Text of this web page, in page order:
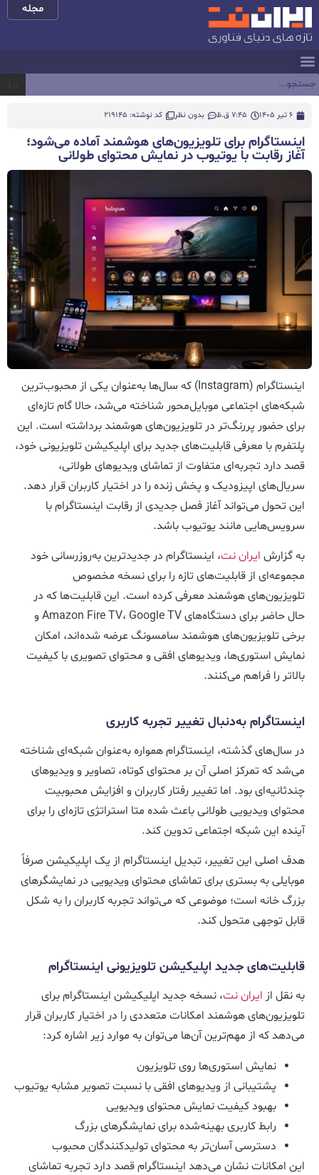
مجله
6 تیر 1405 7:45 ق.ظ بدون نظر کد نوشته: 219145
اینستاگرام برای تلویزیون‌های هوشمند آماده می‌شود؛
آغاز رقابت با یوتیوب در نمایش محتوای طولانی
اینستاگرام (Instagram) که سال‌ها به‌عنوان یکی از محبوب‌ترین
شبکه‌های اجتماعی موبایل‌محور شناخته می‌شد، حالا گام تازه‌ای
برای حضور پررنگ‌تر در تلویزیون‌های هوشمند برداشته است. این
پلتفرم با معرفی قابلیت‌های جدید برای اپلیکیشن تلویزیونی خود،
قصد دارد تجربه‌ای متفاوت از تماشای ویدیوهای طولانی،
سریال‌های اپیزودیک و پخش زنده را در اختیار کاربران قرار دهد.
این تحول می‌تواند آغاز فصل جدیدی از رقابت اینستاگرام با
سرویس‌هایی مانند یوتیوب باشد.
به گزارش ایران نت، اینستاگرام در جدیدترین به‌روزرسانی خود
مجموعه‌ای از قابلیت‌های تازه را برای نسخه مخصوص
تلویزیون‌های هوشمند معرفی کرده است. این قابلیت‌ها که در
حال حاضر برای دستگاه‌های Amazon Fire TV، Google TV و
برخی تلویزیون‌های هوشمند سامسونگ عرضه شده‌اند، امکان
نمایش استوری‌ها، ویدیوهای افقی و محتوای تصویری با کیفیت
بالاتر را فراهم می‌کنند.
اینستاگرام به‌دنبال تغییر تجربه کاربری
در سال‌های گذشته، اینستاگرام همواره به‌عنوان شبکه‌ای شناخته
می‌شد که تمرکز اصلی آن بر محتوای کوتاه، تصاویر و ویدیوهای
چندثانیه‌ای بود. اما تغییر رفتار کاربران و افزایش محبوبیت
محتوای ویدیویی طولانی باعث شده متا استراتژی تازه‌ای را برای
آینده این شبکه اجتماعی تدوین کند.
هدف اصلی این تغییر، تبدیل اینستاگرام از یک اپلیکیشن صرفاً
موبایلی به بستری برای تماشای محتوای ویدیویی در نمایشگرهای
بزرگ خانه است؛ موضوعی که می‌تواند تجربه کاربران را به شکل
قابل توجهی متحول کند.
قابلیت‌های جدید اپلیکیشن تلویزیونی اینستاگرام
به نقل از ایران نت، نسخه جدید اپلیکیشن اینستاگرام برای
تلویزیون‌های هوشمند امکانات متعددی را در اختیار کاربران قرار
می‌دهد که از مهم‌ترین آن‌ها می‌توان به موارد زیر اشاره کرد:
نمایش استوری‌ها روی تلویزیون
پشتیبانی از ویدیوهای افقی با نسبت تصویر مشابه یوتیوب
بهبود کیفیت نمایش محتوای ویدیویی
رابط کاربری بهینه‌شده برای نمایشگرهای بزرگ
دسترسی آسان‌تر به محتوای تولیدکنندگان محبوب
این امکانات نشان می‌دهد اینستاگرام قصد دارد تجربه تماشای